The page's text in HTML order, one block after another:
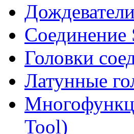
Головки
Латунные
Tool)